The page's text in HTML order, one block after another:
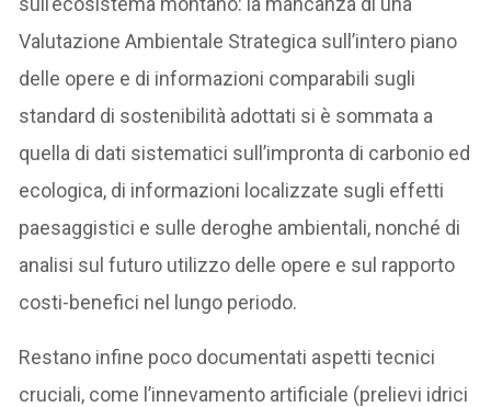
Valutazione Ambientale Strategica sull’intero piano
delle opere e di informazioni comparabili sugli
standard di sostenibilità adottati si è sommata a
quella di dati sistematici sull’impronta di carbonio ed
ecologica, di informazioni localizzate sugli effetti
paesaggistici e sulle deroghe ambientali, nonché di
analisi sul futuro utilizzo delle opere e sul rapporto
costi-benefici nel lungo periodo.
Restano infine poco documentati aspetti tecnici
cruciali, come l’innevamento artificiale (prelievi idrici